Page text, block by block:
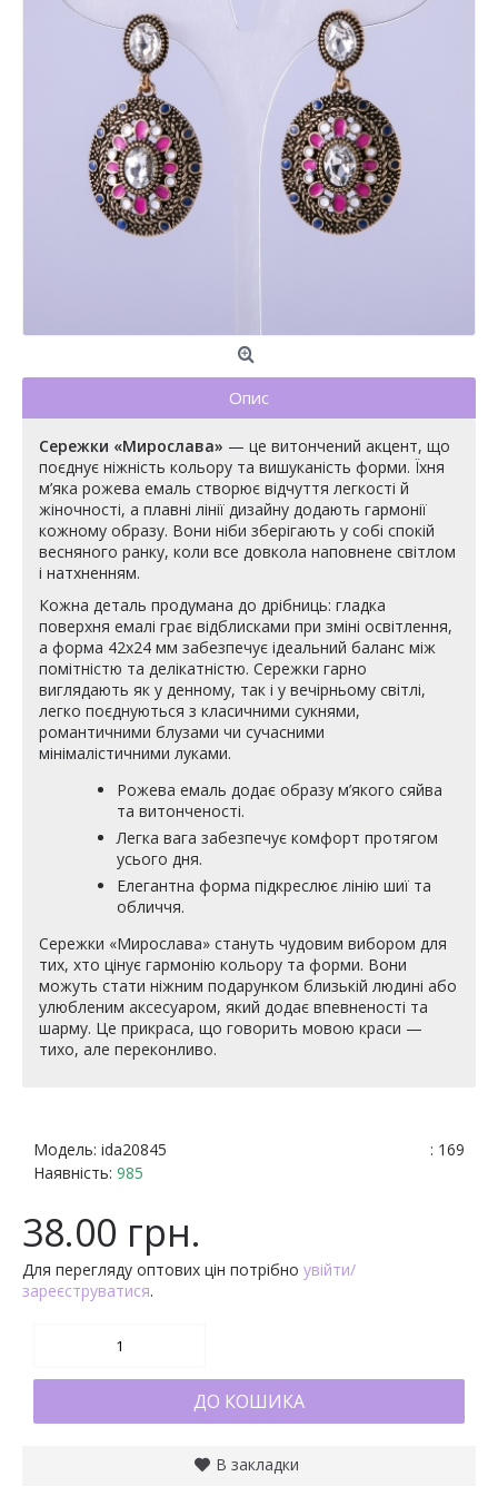
Опис
Сережки «Мирослава» — це витончений акцент, що
поєднує ніжність кольору та вишуканість форми. Їхня
м’яка рожева емаль створює відчуття легкості й
жіночності, а плавні лінії дизайну додають гармонії
кожному образу. Вони ніби зберігають у собі спокій
весняного ранку, коли все довкола наповнене світлом
і натхненням.
Кожна деталь продумана до дрібниць: гладка
поверхня емалі грає відблисками при зміні освітлення,
а форма 42х24 мм забезпечує ідеальний баланс між
помітністю та делікатністю. Сережки гарно
виглядають як у денному, так і у вечірньому світлі,
легко поєднуються з класичними сукнями,
романтичними блузами чи сучасними
мінімалістичними луками.
Рожева емаль додає образу м’якого сяйва
та витонченості.
Легка вага забезпечує комфорт протягом
усього дня.
Елегантна форма підкреслює лінію шиї та
обличчя.
Сережки «Мирослава» стануть чудовим вибором для
тих, хто цінує гармонію кольору та форми. Вони
можуть стати ніжним подарунком близькій людині або
улюбленим аксесуаром, який додає впевненості та
шарму. Це прикраса, що говорить мовою краси —
тихо, але переконливо.
: 169
Модель: ida20845
Наявність: 985
38.00 грн.
Для перегляду оптових цін потрібно увійти/
зареєструватися.
ДО КОШИКА
В закладки